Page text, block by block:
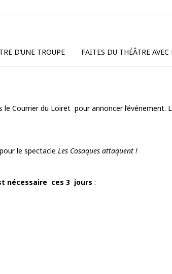
D’UNE TROUPE FAITES DU THÉÂTRE AVEC
Courrier du Loiret pour annoncer l’événement.
le spectacle Les Cosaques attaquent !
nécessaire ces 3 jours :